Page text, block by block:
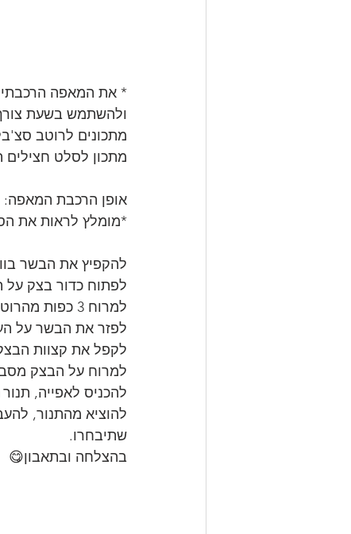
* את המאפה הרכבתי
ולהשתמש בשעת
מתכונים לרוטב
מתכון לסלט חצילים
אופן הרכבת המאפה:
*מומלץ לראות את
להקפיץ את הבשר
לפתוח כדור בצק על
למרוח 3 כפות מהרוטב על העלה.
לפזר את הבשר על העלה
לקפל את קצוות
למרוח על הבצק
להכניס לאפייה, תנור מחומם מראש 220
להוציא מהתנור,
שתיבחרו.
בהצלחה ובתאבון😋